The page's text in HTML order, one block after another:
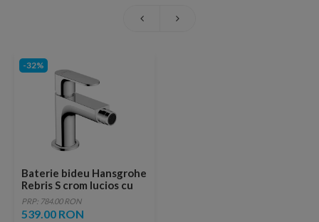
-32%
Baterie bideu Hansgrohe
Rebris S crom lucios cu
ventil
PRP: 784.00 RON
539.00 RON